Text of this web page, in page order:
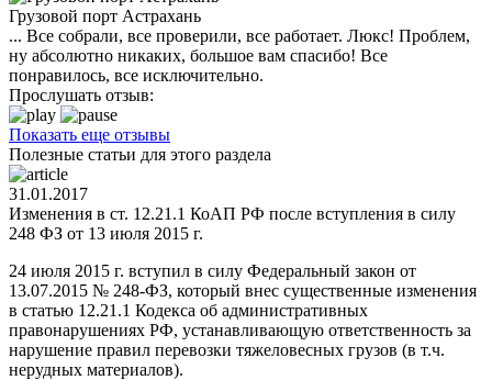
Грузовой порт Астрахань
... Все собрали, все проверили, все работает. Люкс! Проблем,
ну абсолютно никаких, большое вам спасибо! Все
понравилось, все исключительно.
Прослушать отзыв:
Показать еще отзывы
Полезные статьи для этого раздела
31.01.2017
Изменения в ст. 12.21.1 КоАП РФ после вступления в силу
248 ФЗ от 13 июля 2015 г.
24 июля 2015 г. вступил в силу Федеральный закон от
13.07.2015 № 248-ФЗ, который внес существенные изменения
в статью 12.21.1 Кодекса об административных
правонарушениях РФ, устанавливающую ответственность за
нарушение правил перевозки тяжеловесных грузов (в т.ч.
нерудных материалов).